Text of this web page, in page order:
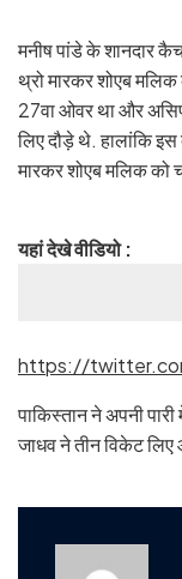
मनीष पांडे के शानदार
थ्रो मारकर शोएब
27वा ओवर था और
लिए दौड़े थे. हालांकि इस
मारकर शोएब मलिक को
यहां देखे वीडियो :
https://
पाकिस्तान ने अपनी
जाधव ने तीन विकेट लिए